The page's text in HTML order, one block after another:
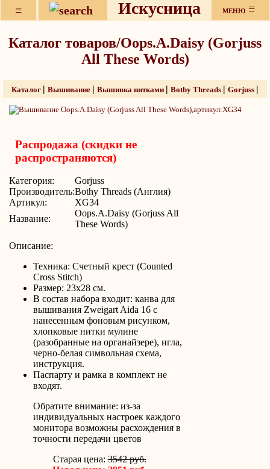
≡ Искусница МЕНЮ ≡
Каталог товаров/Oops.A.Daisy (Gorjuss
All These Words)
Каталог | Вышивание | Вышивка нитками | Bothy Threads | Gorjuss |
Распродажа (скидки не
распространяются)
Категория:
Gorjuss
Производитель:Bothy Threads (Англия)
Артикул:
XG34
Название:
Oops.A.Daisy (Gorjuss All
These Words)
Описание:
Техника: Счетный крест (Counted
Cross Stitch)
Размер: 23х28 см.
В состав набора входит: канва для
вышивания Zweigart Aida 16 с
нанесенным фоновым рисунком,
хлопковые нитки мулине
(разобранные на органайзере), игла,
черно-белая символьная схема,
инструкция.
Паспарту и рамка в комплект не
входят.
Обратите внимание: из-за
индивидуальных настроек каждого
монитора возможны расхождения в
точности передачи цветов
Старая цена:3542 руб.